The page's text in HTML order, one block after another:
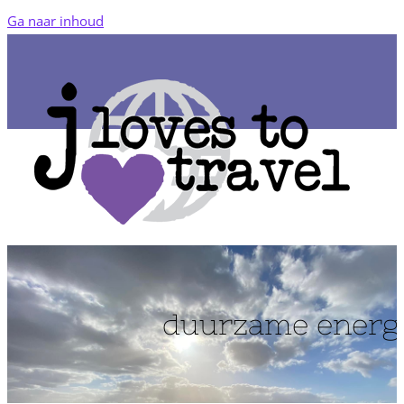
Ga naar inhoud
duurzame